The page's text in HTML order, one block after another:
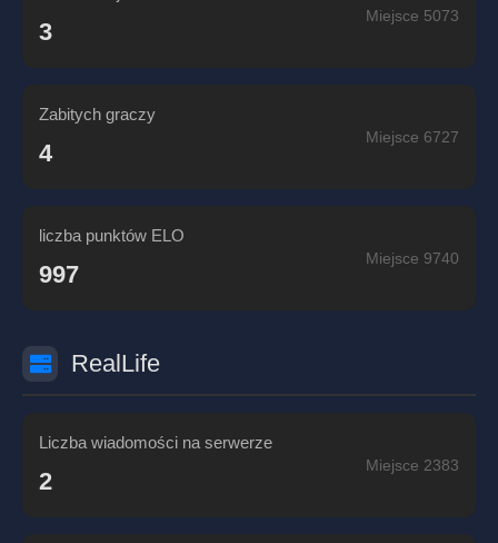
3
Miejsce 5073
Zabitych graczy
4
Miejsce 6727
liczba punktów ELO
997
Miejsce 9740
RealLife
Liczba wiadomości na serwerze
2
Miejsce 2383